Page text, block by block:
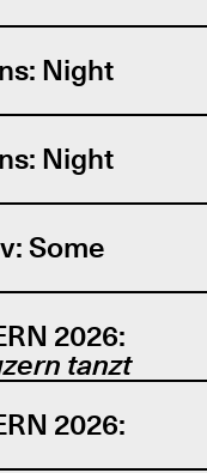
Night
Night
Some
2026:
tanzt
2026: